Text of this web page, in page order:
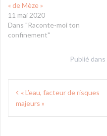
« de Mèze »
11 mai 2020
Dans "Raconte-moi ton
confinement"
Publié dans
Navigation
de « L’eau, facteur de risques
majeurs »